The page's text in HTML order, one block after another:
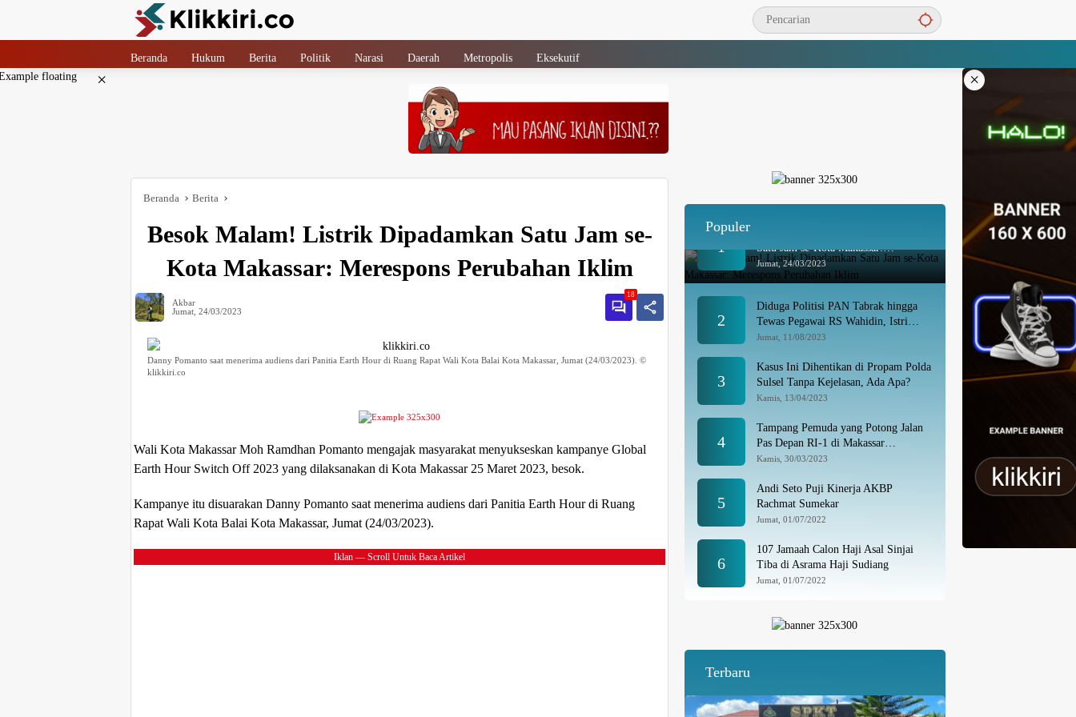
konten
Beranda
Hukum Berita Politik Narasi Daerah Metropolis Eksekutif
× ×
Beranda Berita
Besok Malam! Listrik Dipadamkan Satu Jam se-
Kota Makassar: Merespons Perubahan Iklim
Akbar
Jumat, 24/03/2023
18
Danny Pomanto saat menerima audiens dari Panitia Earth Hour di Ruang Rapat Wali Kota Balai Kota Makassar, Jumat (24/03/2023). ©
klikkiri.co
Wali Kota Makassar Moh Ramdhan Pomanto mengajak masyarakat menyukseskan kampanye Global
Earth Hour Switch Off 2023 yang dilaksanakan di Kota Makassar 25 Maret 2023, besok.
Kampanye itu disuarakan Danny Pomanto saat menerima audiens dari Panitia Earth Hour di Ruang
Rapat Wali Kota Balai Kota Makassar, Jumat (24/03/2023).
Iklan — Scroll Untuk Baca Artikel
Populer
1
Satu Jam se-Kota Makassar:
Merespons Perubahan Iklim
Jumat, 24/03/2023
2
Diduga Politisi PAN Tabrak hingga
Tewas Pegawai RS Wahidin, Istri
Korban: Kami Tak Terima
Jumat, 11/08/2023
3
Kasus Ini Dihentikan di Propam Polda
Sulsel Tanpa Kejelasan, Ada Apa?
Kamis, 13/04/2023
4
Tampang Pemuda yang Potong Jalan
Pas Depan RI-1 di Makassar
Ditangkap, Ternyata Joki Balapan Liar
Kamis, 30/03/2023
5
Andi Seto Puji Kinerja AKBP
Rachmat Sumekar
Jumat, 01/07/2022
6
107 Jamaah Calon Haji Asal Sinjai
Tiba di Asrama Haji Sudiang
Jumat, 01/07/2022
Terbaru